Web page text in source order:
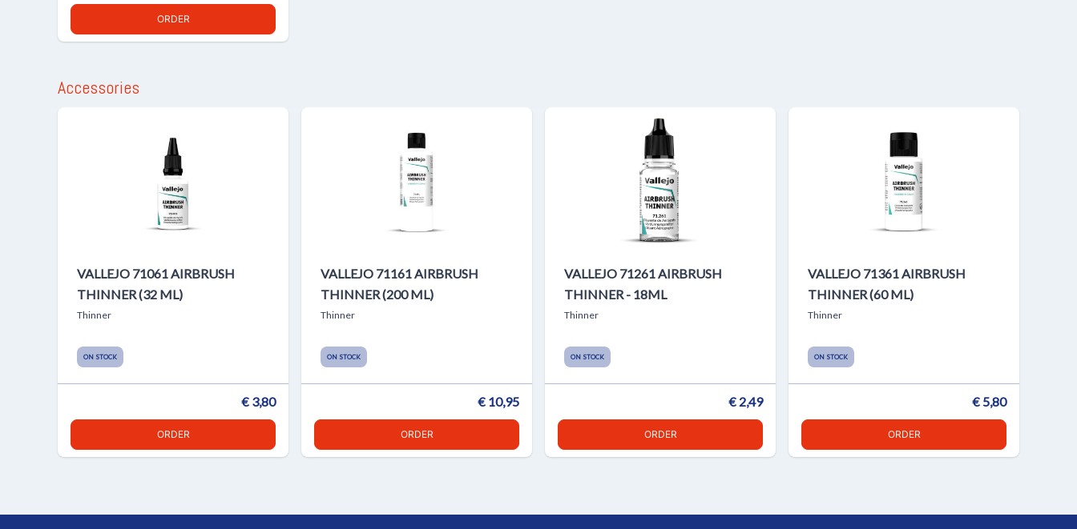
ORDER
Accessories
VALLEJO 71061 AIRBRUSH
THINNER (32 ML)
Thinner
ON STOCK
€ 3,80
ORDER
VALLEJO 71161 AIRBRUSH
THINNER (200 ML)
Thinner
ON STOCK
€ 10,95
ORDER
VALLEJO 71261 AIRBRUSH
THINNER - 18ML
Thinner
ON STOCK
€ 2,49
ORDER
VALLEJO 71361 AIRBRUSH
THINNER (60 ML)
Thinner
ON STOCK
€ 5,80
ORDER